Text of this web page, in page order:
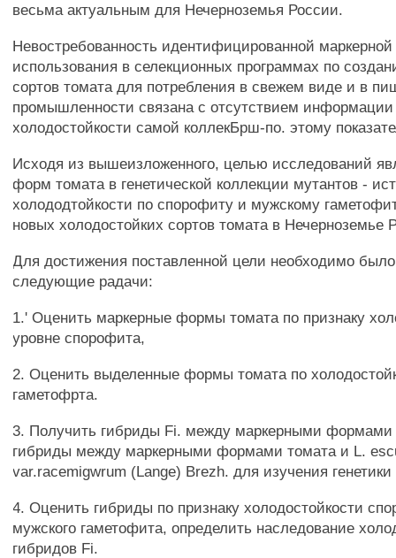
весьма актуальным для Нечерноземья России.
Невостребованность идентифицированной
использования в селекционных программах по
сортов томата для потребления в свежем виде и в
промышленности связана с отсутствием
холодостойкости самой коллекБрш-по. этому
Исходя из вышеизложенного, целью исследований
форм томата в генетической коллекции мутантов -
холододтойкости по спорофиту и мужскому
новых холодостойких сортов томата в Нечерноземье
Для достижения поставленной цели необходимо
следующие радачи:
1.' Оценить маркерные формы томата по признаку
уровне спорофита,
2. Оценить выделенные формы томата по
гаметофрта.
3. Получить гибриды Fi. между маркерными формами
гибриды между маркерными формами томата и L.
var.racemigwrum (Lange) Brezh. для изучения
4. Оценить гибриды по признаку холодостойкости
мужского гаметофита, определить наследование
гибридов Fi.